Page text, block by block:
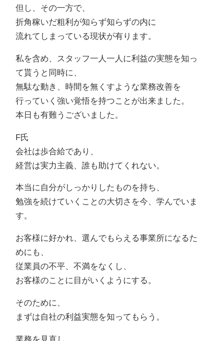
但し、その一方で、
折角稼いだ粗利が知らず知らずの内に
流れてしまっている現状が有ります。
私を含め、スタッフ一人一人に利益の実態を知っ
て貰うと同時に、
無駄な動き、時間を無くすような業務改善を
行っていく強い覚悟を持つことが出来ました。
本日も有難うございました。
F氏
会社は歩合給であり、
経営は実力主義、誰も助けてくれない。
本当に自分がしっかりしたものを持ち、
勉強を続けていくことの大切さを今、学んでいま
す。
お客様に好かれ、選んでもらえる事業所になるた
めにも、
従業員の不平、不満をなくし、
お客様のことに目がいくようにする。
そのために、
まずは自社の利益実態を知ってもらう。